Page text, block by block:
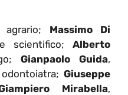
Massimo Di
scientifico; Alberto
Gianpaolo Guida,
Giuseppe
Mirabella,